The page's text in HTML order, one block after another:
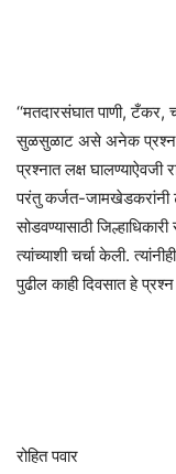
‘‘मतदारसंघात पाणी, टँकर,
सुळसुळाट असे अनेक प्रश्न
प्रश्नात लक्ष
परंतु कर्जत-जामखेडकरांनी
सोडवण्यासाठी
त्यांच्याशी चर्चा केली.
पुढील काही दिवसात हे
रोहित पवार